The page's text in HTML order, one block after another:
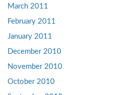
March 2011
February 2011
January 2011
December 2010
November 2010
October 2010